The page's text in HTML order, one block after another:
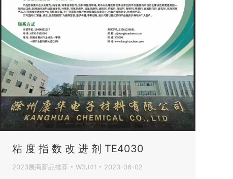
粘 度 指 数 改 进 剂 TE4030
2023展商新品推荐 W3J41 2023-06-02